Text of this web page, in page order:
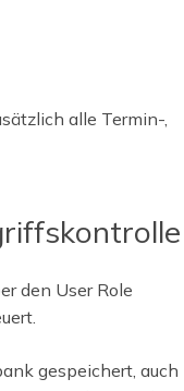
alle Termin-,
den User Role
gespeichert, auch